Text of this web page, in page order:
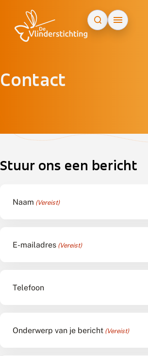
Contact
Stuur ons een bericht
Naam (Vereist)
E-mailadres (Vereist)
Telefoon
Onderwerp van je bericht (Vereist)